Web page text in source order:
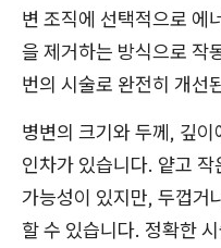
변 조직에 선택적으로 에
을 제거하는 방식으로 작
번의 시술로 완전히 개선
병변의 크기와 두께, 깊
인차가 있습니다. 얕고
가능성이 있지만, 두껍거
할 수 있습니다. 정확한